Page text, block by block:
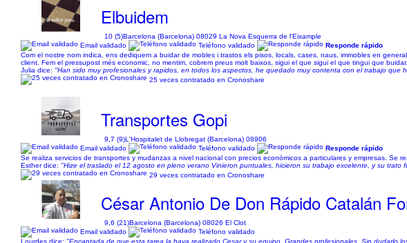
Elbuidem
10 (5)Barcelona (Barcelona) 08029 La Nova Esquerra de l'Eixample
Email validado
Teléfono validado
Responde rápido
Com el nostre nom indica, ens dediquem a buidar de mobles i trastos els pisos, locals, cases, naus, immobles en
client. Fem el pressupost més economic, no mentim, cobrem preus molt baixos, sigui el que sigui el que tingui que
Julia dice: "Han sido muy profesionales y rapidos, en todos los aspectos, he quedado muy contenta con el trabajo que
25 veces contratado en Cronoshare
Transportes Gopi
9,7 (9)L'Hospitalet de Llobregat (Barcelona) 08906
Email validado
Teléfono validado
Responde rápido
Se realiza servicios de transportes y mudanzas a nivel nacional con precios económicos a particulares y empresas. Se
Esther dice: "Hize el traslado el 12 agosto en pleno verano Vinieron puntuales, hicieron su trabajo excelente, y su
29 veces contratado en Cronoshare
César Antonio De Don Rápido Catalán
9,6 (21)Barcelona (Barcelona) 08026 El Clot
Email validado
Teléfono validado
Lourdes dice: "Encantada de que esta tarea la haya realizado Cesar y su equipo. Grandes profesionales. Sin dudarlo